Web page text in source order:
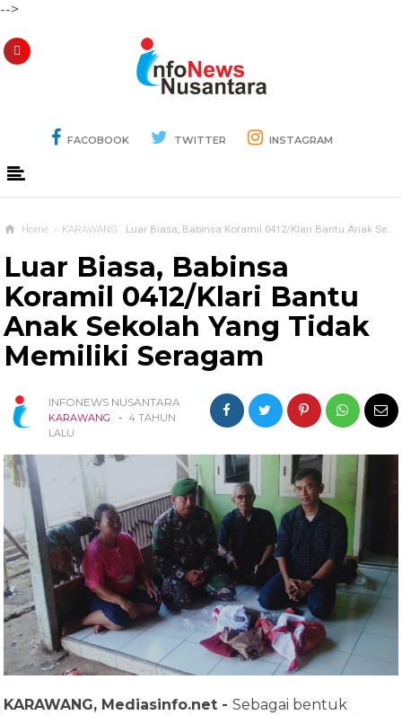
-->
FACOBOOK TWITTER INSTAGRAM
Home › KARAWANG Luar Biasa, Babinsa Koramil 0412/Klari Bantu Anak Sekolah Yang Tidak Memiliki Seragam
Luar Biasa, Babinsa
Koramil 0412/Klari Bantu
Anak Sekolah Yang Tidak
Memiliki Seragam
INFONEWS NUSANTARA
KARAWANG - 4 TAHUN
LALU
KARAWANG, Mediasinfo.net -Sebagai bentuk